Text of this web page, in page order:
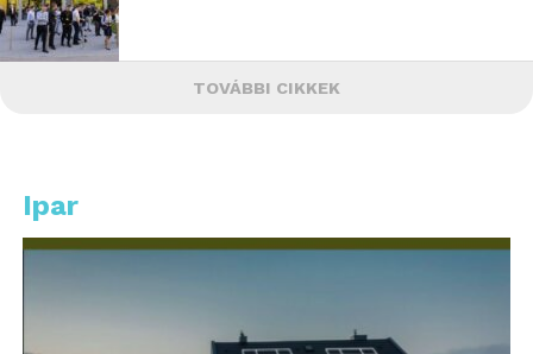
TOVÁBBI CIKKEK
Ipar